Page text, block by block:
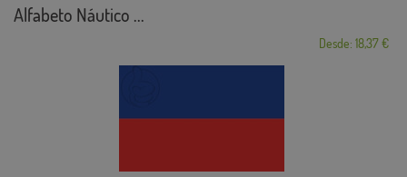
Alfabeto Náutico ...
Desde: 18,37 €